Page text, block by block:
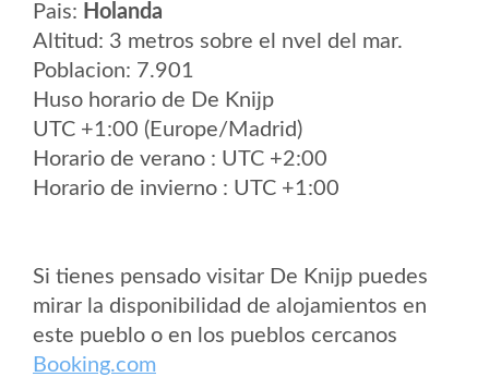
Pais: Holanda
Altitud: 3 metros sobre el nvel del mar.
Poblacion: 7.901
Huso horario de De Knijp
UTC +1:00 (Europe/Madrid)
Horario de verano : UTC +2:00
Horario de invierno : UTC +1:00
Si tienes pensado visitar De Knijp puedes
mirar la disponibilidad de alojamientos en
este pueblo o en los pueblos cercanos
Booking.com